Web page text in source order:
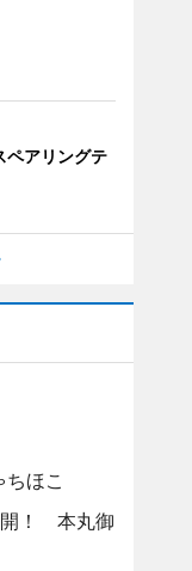
ペアリングテ
ちほこ
開！ 本丸御